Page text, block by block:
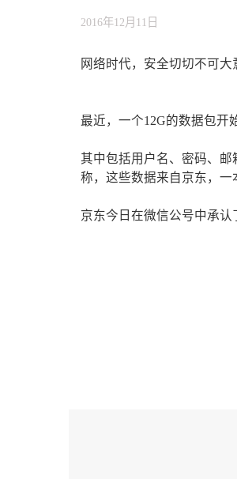
2016年12月11日
网络时代，安全切切不可大
最近，一个12G的数据包开
其中包括用户名、密码、
称，这些数据来自京东，一
京东今日在微信公号中承